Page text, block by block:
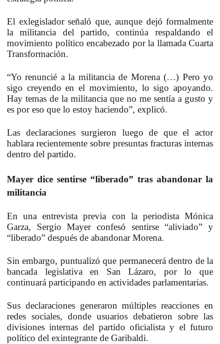
El exlegislador señaló que, aunque dejó formalmente
la militancia del partido, continúa respaldando el
movimiento político encabezado por la llamada Cuarta
Transformación.
“Yo renuncié a la militancia de Morena (…) Pero yo
sigo creyendo en el movimiento, lo sigo apoyando.
Hay temas de la militancia que no me sentía a gusto y
es por eso que lo estoy haciendo”, explicó.
Las declaraciones surgieron luego de que el actor
hablara recientemente sobre presuntas fracturas internas
dentro del partido.
Mayer dice sentirse “liberado” tras abandonar la
militancia
En una entrevista previa con la periodista Mónica
Garza, Sergio Mayer confesó sentirse “aliviado” y
“liberado” después de abandonar Morena.
Sin embargo, puntualizó que permanecerá dentro de la
bancada legislativa en San Lázaro, por lo que
continuará participando en actividades parlamentarias.
Sus declaraciones generaron múltiples reacciones en
redes sociales, donde usuarios debatieron sobre las
divisiones internas del partido oficialista y el futuro
político del exintegrante de Garibaldi.